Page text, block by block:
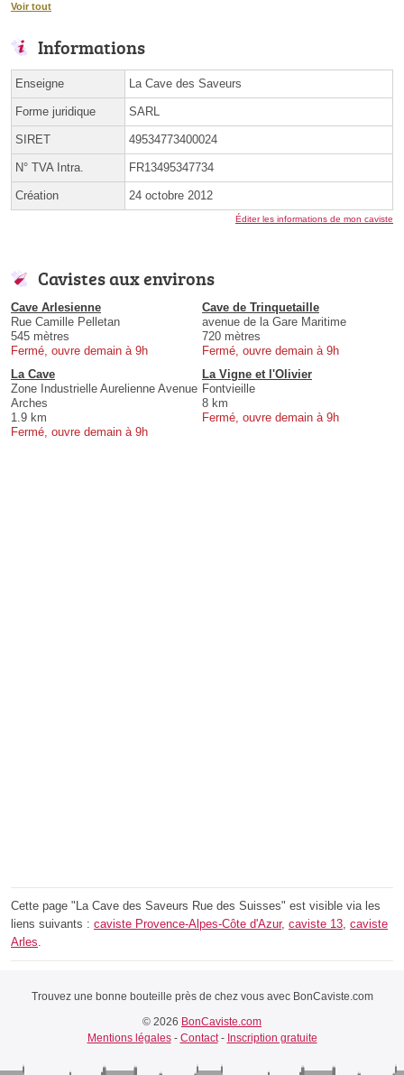
Voir tout
Informations
Enseigne La Cave des Saveurs
Forme juridique SARL
SIRET 49534773400024
N° TVA Intra. FR13495347734
Création 24 octobre 2012
Éditer les informations de mon caviste
Cavistes aux environs
Cave Arlesienne
Rue Camille Pelletan
545 mètres
Fermé, ouvre demain à 9h
Cave de Trinquetaille
avenue de la Gare Maritime
720 mètres
Fermé, ouvre demain à 9h
La Cave
Zone Industrielle Aurelienne Avenue
Arches
1.9 km
Fermé, ouvre demain à 9h
La Vigne et l'Olivier
Fontvieille
8 km
Fermé, ouvre demain à 9h
Cette page "La Cave des Saveurs Rue des Suisses" est visible via les
liens suivants : caviste Provence-Alpes-Côte d'Azur, caviste 13, caviste
Arles.
Trouvez une bonne bouteille près de chez vous avec BonCaviste.com
© 2026 BonCaviste.com
Mentions légales- Contact- Inscription gratuite